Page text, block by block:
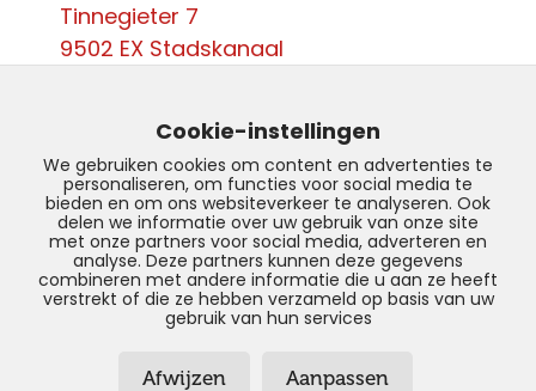
Tinnegieter 7
9502 EX Stadskanaal
info@autoparcours.nl
Over ons
Vacatures
AutoParcours –
Cookie-instellingen
We gebruiken cookies om content en advertenties te
personaliseren, om functies voor social media te
bieden en om ons websiteverkeer te analyseren. Ook
delen we informatie over uw gebruik van onze site
met onze partners voor social media, adverteren en
analyse. Deze partners kunnen deze gegevens
combineren met andere informatie die u aan ze heeft
verstrekt of die ze hebben verzameld op basis van uw
gebruik van hun services
Afwijzen Aanpassen